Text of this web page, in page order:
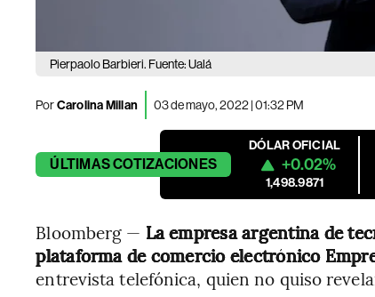
Pierpaolo Barbieri. Fuente: Ualá
PorCarolina Millan 03 de mayo, 2022 | 01:32 PM
ÚLTIMASCOTIZACIONES
DÓLAR OFICIAL
+0.02%
1,498.9871
Bloomberg — La empresa argentina de
plataforma de comercio electrónico
entrevista telefónica, quien no quiso